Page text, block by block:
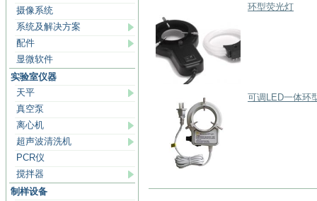
摄像系统
系统及解决方案
配件
显微软件
实验室仪器
天平
真空泵
离心机
超声波清洗机
PCR仪
搅拌器
制样设备
环型荧光灯
可调LED一体环